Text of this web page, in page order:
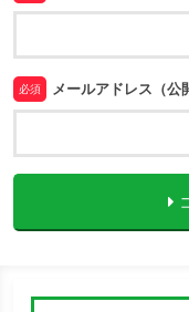
必須 メールアドレス（公